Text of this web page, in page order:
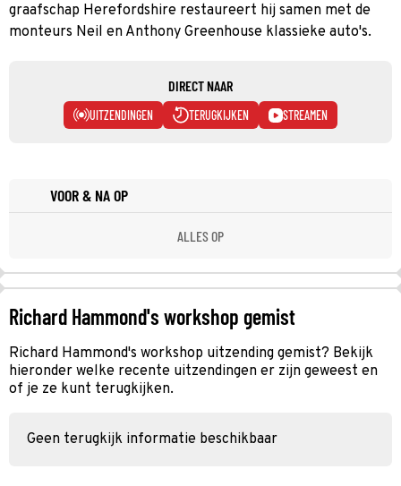
graafschap Herefordshire restaureert hij samen met de
monteurs Neil en Anthony Greenhouse klassieke auto's.
DIRECT NAAR
UITZENDINGEN TERUGKIJKEN STREAMEN
VOOR & NA OP
ALLES OP
Richard Hammond's workshop gemist
Richard Hammond's workshop uitzending gemist? Bekijk
hieronder welke recente uitzendingen er zijn geweest en
of je ze kunt terugkijken.
Geen terugkijk informatie beschikbaar